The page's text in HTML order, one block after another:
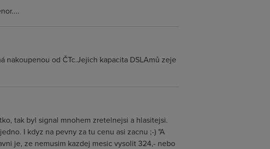
nakoupenou od ČTc.Jejich kapacita DSLAmů zeje
tak byl signal mnohem zretelnejsi a hlasitejsi.
I kdyz na pevny za tu cenu asi zacnu ;-) "A
je, ze nemusim kazdej mesic vysolit 324,- nebo